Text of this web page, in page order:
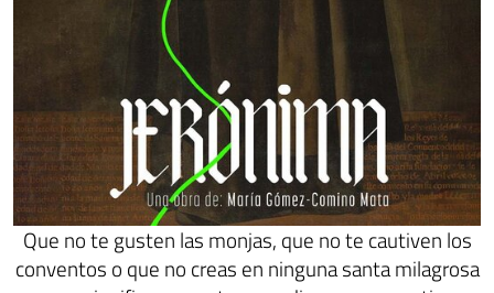
Que no te gusten las monjas, que no te cautiven los
conventos o que no creas en ninguna santa milagrosa